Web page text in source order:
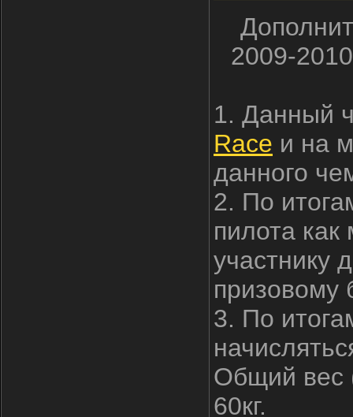
2009-
1. Данный
Race и на
данного
2. По
пилота
участнику
призовому
3. По
Общий вес
60кг.